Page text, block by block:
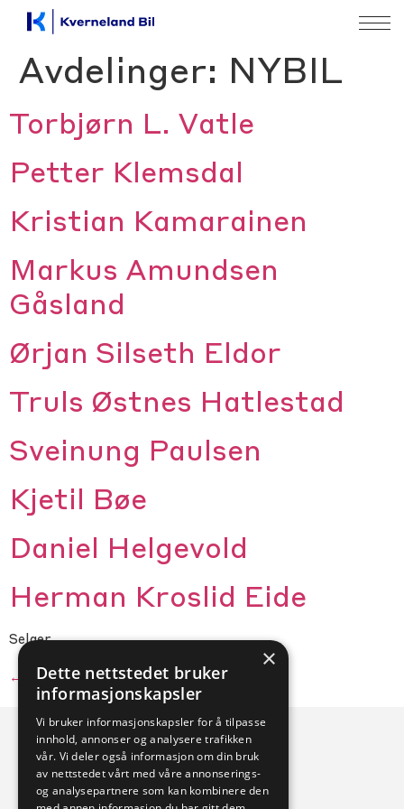
Avdelinger: NYBIL
Torbjørn L. Vatle
Petter Klemsdal
Kristian Kamarainen
Markus Amundsen
Gåsland
Ørjan Silseth Eldor
Truls Østnes Hatlestad
Sveinung Paulsen
Kjetil Bøe
Daniel Helgevold
Herman Kroslid Eide
Selger
← older
×
Dette nettstedet bruker
informasjonskapsler
Vi bruker informasjonskapsler for å tilpasse
innhold, annonser og analysere trafikken
vår. Vi deler også informasjon om din bruk
av nettstedet vårt med våre annonserings-
og analysepartnere som kan kombinere den